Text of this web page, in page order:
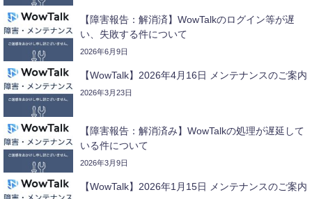
【障害報告：解消済】WowTalkのログイン等が遅
い、失敗する件について
2026年6月9日
【WowTalk】2026年4月16日 メンテナンスのご案内
2026年3月23日
【障害報告：解消済み】WowTalkの処理が遅延して
いる件について
2026年3月9日
【WowTalk】2026年1月15日 メンテナンスのご案内